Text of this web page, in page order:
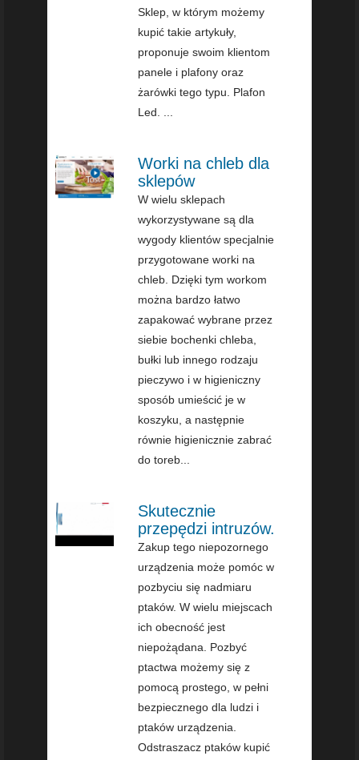
Sklep, w którym możemy
kupić takie artykuły,
proponuje swoim klientom
panele i plafony oraz
żarówki tego typu. Plafon
Led. ...
Worki na chleb dla
sklepów
W wielu sklepach
wykorzystywane są dla
wygody klientów specjalnie
przygotowane worki na
chleb. Dzięki tym workom
można bardzo łatwo
zapakować wybrane przez
siebie bochenki chleba,
bułki lub innego rodzaju
pieczywo i w higieniczny
sposób umieścić je w
koszyku, a następnie
równie higienicznie zabrać
do toreb...
Skutecznie
przepędzi intruzów.
Zakup tego niepozornego
urządzenia może pomóc w
pozbyciu się nadmiaru
ptaków. W wielu miejscach
ich obecność jest
niepożądana. Pozbyć
ptactwa możemy się z
pomocą prostego, w pełni
bezpiecznego dla ludzi i
ptaków urządzenia.
Odstraszacz ptaków kupić